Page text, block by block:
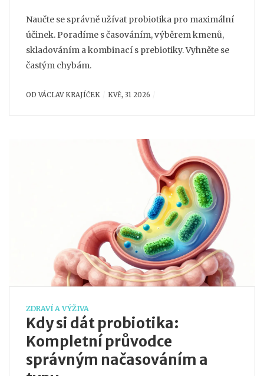
Naučte se správně užívat probiotika pro maximální
účinek. Poradíme s časováním, výběrem kmenů,
skladováním a kombinací s prebiotiky. Vyhněte se
častým chybám.
ODVÁCLAV KRAJÍČEK KVĚ, 31 2026
ZDRAVÍ A VÝŽIVA
Kdy si dát probiotika:
Kompletní průvodce
správným načasováním a